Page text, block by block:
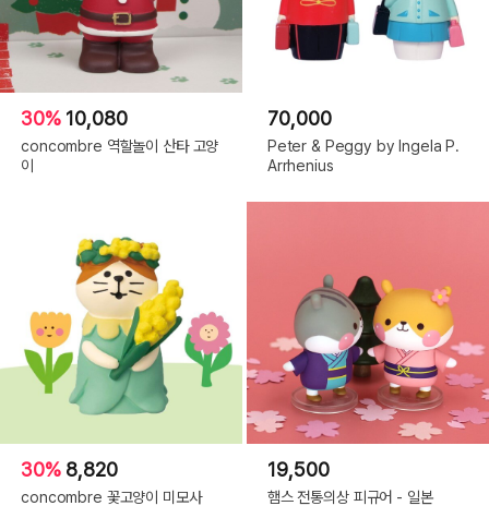
30% 10,080
concombre 역할놀이 산타 고양
이
70,000
Peter & Peggy by Ingela P.
Arrhenius
30% 8,820
concombre 꽃고양이 미모사
19,500
햄스 전통의상 피규어 - 일본